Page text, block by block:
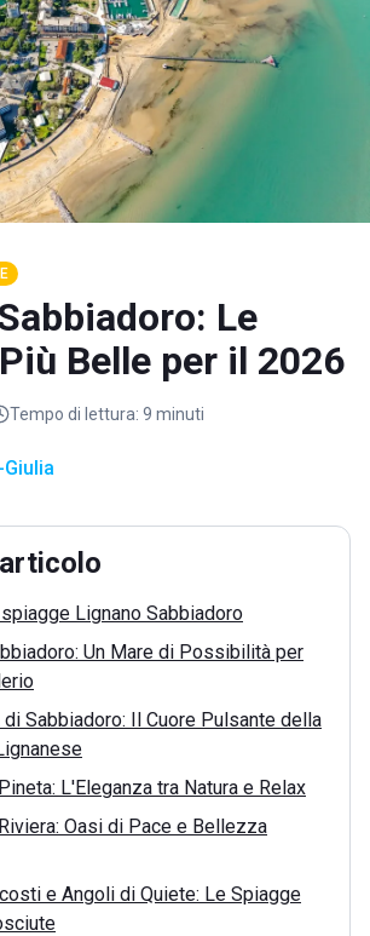
Le
Belle per il 2026
Tempo di lettura: 9 minuti
Lignano Sabbiadoro
Un Mare di Possibilità per
Sabbiadoro: Il Cuore Pulsante della
L'Eleganza tra Natura e Relax
Oasi di Pace e Bellezza
e Angoli di Quiete: Le Spiagge